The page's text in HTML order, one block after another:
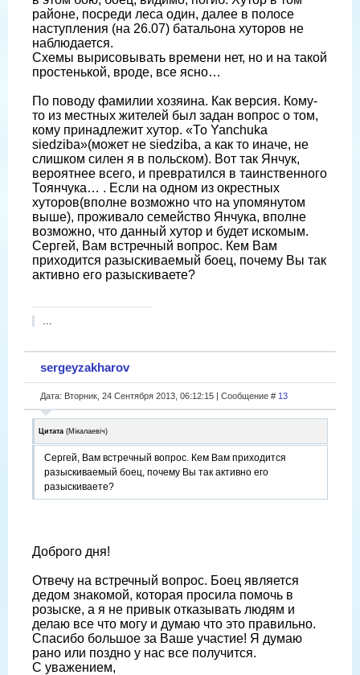
районе, посреди леса один, далее в полосе
наступления (на 26.07) батальона хуторов не
наблюдается.
Схемы вырисовывать времени нет, но и на такой
простенькой, вроде, все ясно…
По поводу фамилии хозяина. Как версия. Кому-
то из местных жителей был задан вопрос о том,
кому принадлежит хутор. «То Yanchukа
siedziba»(может не siedziba, а как то иначе, не
слишком силен я в польском). Вот так Янчук,
вероятнее всего, и превратился в таинственного
Тоянчука… . Если на одном из окрестных
хуторов(вполне возможно что на упомянутом
выше), проживало семейство Янчука, вполне
возможно, что данный хутор и будет искомым.
Сергей, Вам встречный вопрос. Кем Вам
приходится разыскиваемый боец, почему Вы так
активно его разыскиваете?
sergeyzakharov
Дата: Вторник, 24 Сентября 2013, 06:12:15 | Сообщение # 13
Цитата (Мікалаевіч)
Сергей, Вам встречный вопрос. Кем Вам приходится
разыскиваемый боец, почему Вы так активно его
разыскиваете?
Доброго дня!
Отвечу на встречный вопрос. Боец является
дедом знакомой, которая просила помочь в
розыске, а я не привык отказывать людям и
делаю все что могу и думаю что это правильно.
Спасибо большое за Ваше участие! Я думаю
рано или поздно у нас все получится.
С уважением,